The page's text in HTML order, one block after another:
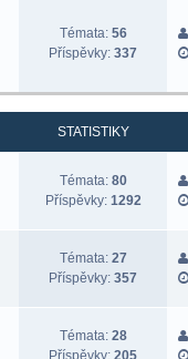
Témata: 56
Příspěvky: 337
STATISTIKY
Témata: 80
Příspěvky: 1292
Témata: 27
Příspěvky: 357
Témata: 28
Příspěvky: 205